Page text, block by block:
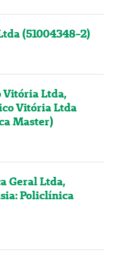
(51004348-2)
Vitória Ltda,
Vitória Ltda
Master)
Geral Ltda,
Policlínica